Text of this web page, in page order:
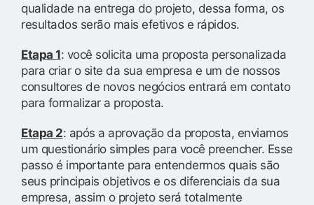
qualidade na entrega do projeto, dessa forma, os
resultados serão mais efetivos e rápidos.
Etapa 1: você solicita uma proposta personalizada
para criar o site da sua empresa e um de nossos
consultores de novos negócios entrará em contato
para formalizar a proposta.
Etapa 2: após a aprovação da proposta, enviamos
um questionário simples para você preencher. Esse
passo é importante para entendermos quais são
seus principais objetivos e os diferenciais da sua
empresa, assim o projeto será totalmente